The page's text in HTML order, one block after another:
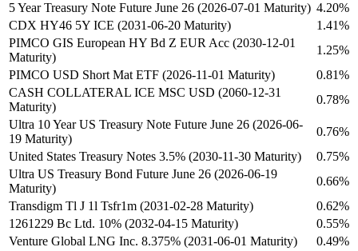
5 Year Treasury Note Future June 26 (2026-07-01 Maturity) 4.20%
CDX HY46 5Y ICE (2031-06-20 Maturity)
1.41%
PIMCO GIS European HY Bd Z EUR Acc (2030-12-01
Maturity)
1.25%
PIMCO USD Short Mat ETF (2026-11-01 Maturity)
0.81%
CASH COLLATERAL ICE MSC USD (2060-12-31
Maturity)
0.78%
Ultra 10 Year US Treasury Note Future June 26 (2026-06-
19 Maturity)
0.76%
United States Treasury Notes 3.5% (2030-11-30 Maturity)
0.75%
Ultra US Treasury Bond Future June 26 (2026-06-19
Maturity)
0.66%
Transdigm Tl J 1l Tsfr1m (2031-02-28 Maturity)
0.62%
1261229 Bc Ltd. 10% (2032-04-15 Maturity)
0.55%
Venture Global LNG Inc. 8.375% (2031-06-01 Maturity)
0.49%